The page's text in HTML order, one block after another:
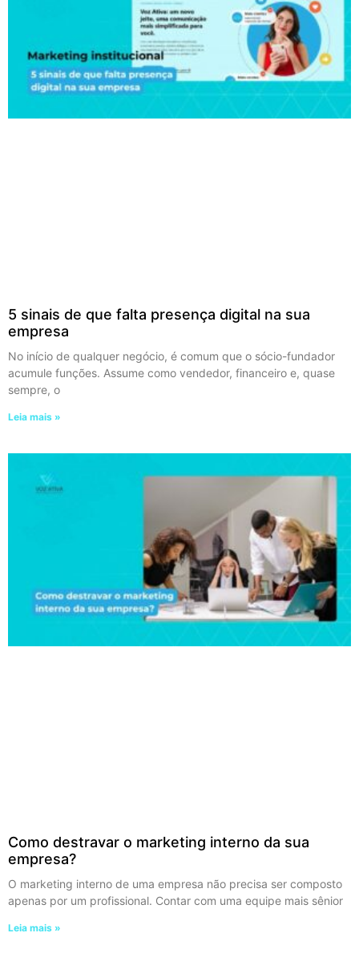
5 sinais de que falta presença digital na sua
empresa
No início de qualquer negócio, é comum que o sócio-fundador
acumule funções. Assume como vendedor, financeiro e, quase
sempre, o
Leia mais »
Como destravar o marketing interno da sua
empresa?
O marketing interno de uma empresa não precisa ser composto
apenas por um profissional. Contar com uma equipe mais sênior
Leia mais »